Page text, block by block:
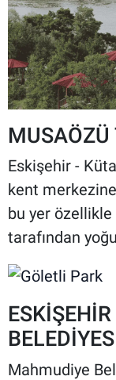
MUSAÖZÜ
Eskişehir -
kent
bu yer
tarafından
Mahmudiye